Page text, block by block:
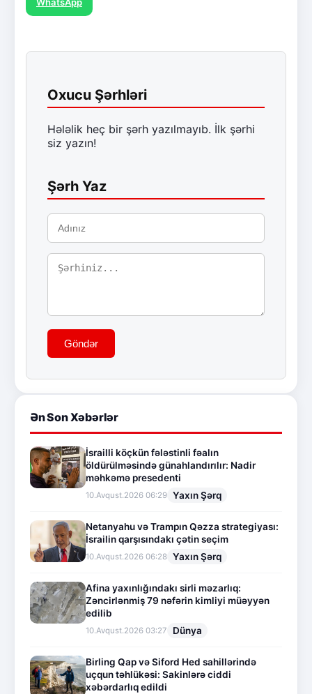
Oxucu Şərhləri
Hələlik heç bir şərh yazılmayıb. İlk şərhi
siz yazın!
Şərh Yaz
Göndər
Ən Son Xəbərlər
İsrailli köçkün fələstinli fəalın
öldürülməsində günahlandırılır: Nadir
məhkəmə presedenti
10.Avqust.2026 06:29 Yaxın Şərq
Netanyahu və Trampın Qəzza strategiyası:
İsrailin qarşısındakı çətin seçim
10.Avqust.2026 06:28 Yaxın Şərq
Afina yaxınlığındakı sirli məzarlıq:
Zəncirlənmiş 79 nəfərin kimliyi müəyyən
edilib
10.Avqust.2026 03:27 Dünya
Birling Qap və Siford Hed sahillərində
uçqun təhlükəsi: Sakinlərə ciddi
xəbərdarlıq edildi